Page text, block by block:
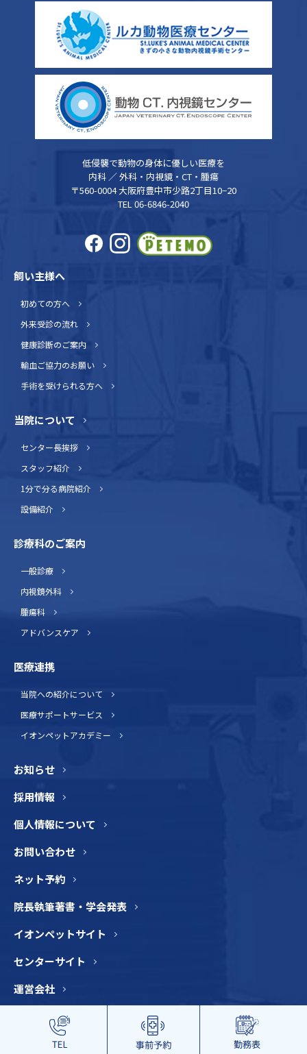
低侵襲で動物の身体に優しい医療を
内科 ／ 外科・内視鏡・CT・腫瘍
〒560-0004 大阪府豊中市少路2丁目10−20
TEL 06-6846-2040
© 2022 LUKA animal hospital.ALL RIGHTS RESERVE
飼い主様へ
初めての方へ
外来受診の流れ
健康診断のご案内
輸血ご協力のお願い
手術を受けられる方へ
当院について
センター長挨拶
スタッフ紹介
1分で分る病院紹介
設備紹介
診療科のご案内
一般診療
内視鏡外科
腫瘍科
アドバンスケア
医療連携
当院への紹介について
医療サポートサービス
イオンペットアカデミー
お知らせ
採用情報
個人情報について
お問い合わせ
ネット予約
院長執筆著書・学会発表
イオンペットサイト
センターサイト
運営会社